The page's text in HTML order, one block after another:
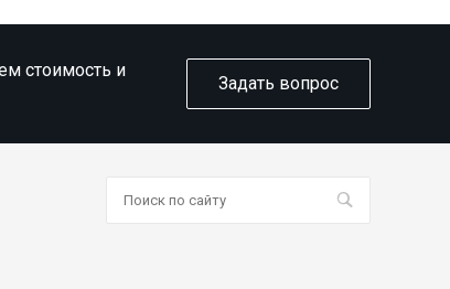
стоимость и
Задать вопрос